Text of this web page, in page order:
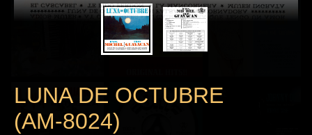
LUNA DE OCTUBRE
(AM-8024)